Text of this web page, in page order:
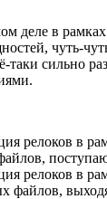
деле в
чуть-
таки сильно
релоков в
релоков в
файлов,